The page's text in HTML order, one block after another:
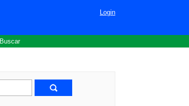
Login
Buscar